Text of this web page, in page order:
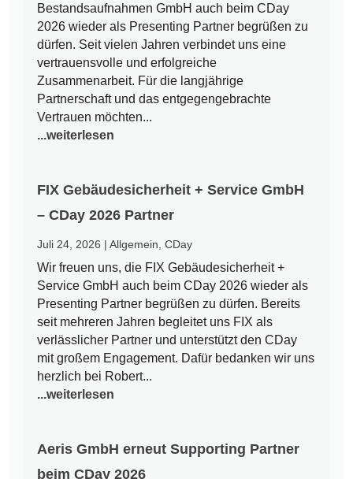
Bestandsaufnahmen GmbH auch beim CDay
2026 wieder als Presenting Partner begrüßen zu
dürfen. Seit vielen Jahren verbindet uns eine
vertrauensvolle und erfolgreiche
Zusammenarbeit. Für die langjährige
Partnerschaft und das entgegengebrachte
Vertrauen möchten...
...weiterlesen
FIX Gebäudesicherheit + Service GmbH
– CDay 2026 Partner
Juli 24, 2026 |Allgemein ,CDay
Wir freuen uns, die FIX Gebäudesicherheit +
Service GmbH auch beim CDay 2026 wieder als
Presenting Partner begrüßen zu dürfen. Bereits
seit mehreren Jahren begleitet uns FIX als
verlässlicher Partner und unterstützt den CDay
mit großem Engagement. Dafür bedanken wir uns
herzlich bei Robert...
...weiterlesen
Aeris GmbH erneut Supporting Partner
beim CDay 2026